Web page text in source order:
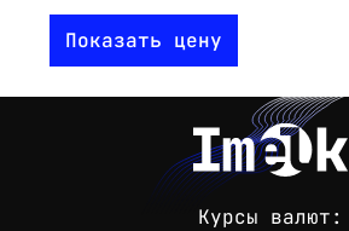
Показать цену
Курсы валют: